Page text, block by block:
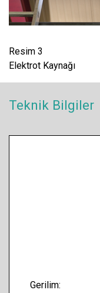
Resim 3
Elektrot Kaynağı
Teknik Bilgiler
Gerilim: